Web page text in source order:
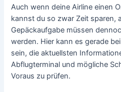
Auch wenn deine Airline einen
kannst du so zwar Zeit sparen,
Gepäckaufgabe müssen
werden. Hier kann es gerade
sein, die aktuellsten
Abflugterminal und mögliche
Voraus zu prüfen.